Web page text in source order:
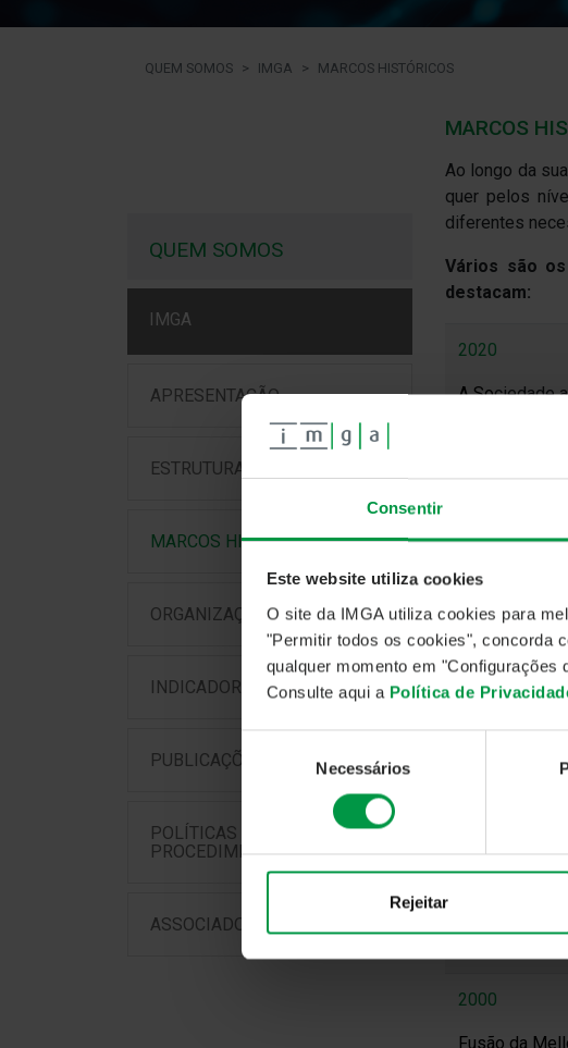
Consentir
Este website utiliza cookies
O site da IMGA utiliza cookies para
"Permitir todos os cookies", concorda
qualquer momento em "Configurações
Consulte aqui a Política de
de
consentimento
Necessários
Rejeitar
QUEM SOMOS IMGA MARCOS HISTÓRICOS
QUEM SOMOS
IMGA
APRESENTAÇÃO
ESTRUTURA ACIONISTA
MARCOS HISTÓRICOS
ORGANIZAÇÃO SOCIETÁRIA
INDICADORES DE ATIVIDADE
PUBLICAÇÕES OBRIGATÓRIAS
POLÍTICAS &
PROCEDIMENTOS
ASSOCIADOS
MARCOS
Ao longo da
quer pelos
diferentes
Vários são
destacam:
2020
A Sociedade
Integração da
2015
A MGA foi
(IMGA)
A
Investimento,
Alteração da
2000
Fusão da